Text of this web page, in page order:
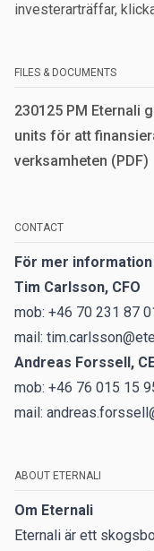
investerarträffar,
FILES & DOCUMENTS
230125 PM Eternali
units för att
verksamheten (PDF)
CONTACT
För mer
Tim Carlsson, CFO
mob: +46 70 231 87
mail:
Andreas Forssell,
mob: +46 76 015 15
mail:
ABOUT ETERNALI
Om Eternali
Eternali är ett